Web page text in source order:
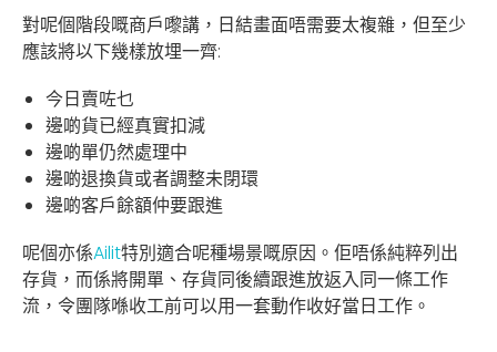
對呢個階段嘅商戶嚟講，日結畫面唔需要太複雜，但至少
應該將以下幾樣放埋一齊:
今日賣咗乜
邊啲貨已經真實扣減
邊啲單仍然處理中
邊啲退換貨或者調整未閉環
邊啲客戶餘額仲要跟進
呢個亦係Ailit特別適合呢種場景嘅原因。佢唔係純粹列出
存貨，而係將開單、存貨同後續跟進放返入同一條工作
流，令團隊喺收工前可以用一套動作收好當日工作。